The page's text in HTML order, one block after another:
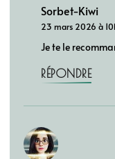
Sorbet-Kiwi
23 mars 2026 à
Je te le
RÉPONDRE